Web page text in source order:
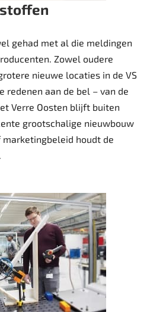
gehad met al die meldingen
Zowel oudere
nieuwe locaties in de VS
redenen aan de bel – van de
­Verre Oosten blijft buiten
grootschalige nieuwbouw
houdt de